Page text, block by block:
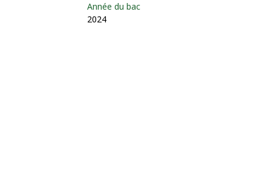
Année du bac
2024